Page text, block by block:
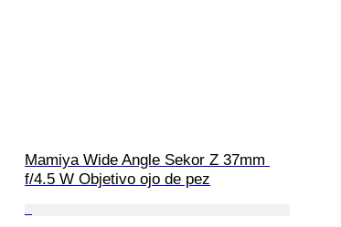
Mamiya Wide Angle Sekor Z 37mm
f/4.5 W Objetivo ojo de pez